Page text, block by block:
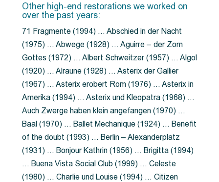
Other high-end restorations we worked on
over the past years:
71 Fragmente (1994) … Abschied in der Nacht
(1975) … Abwege (1928) … Aguirre – der Zorn
Gottes (1972) … Albert Schweitzer (1957) … Algol
(1920) … Alraune (1928) … Asterix der Gallier
(1967) … Asterix erobert Rom (1976) … Asterix in
Amerika (1994) … Asterix und Kleopatra (1968) …
Auch Zwerge haben klein angefangen (1970) …
Baal (1970) … Ballet Mechanique (1924) … Benefit
of the doubt (1993) … Berlin – Alexanderplatz
(1931) … Bonjour Kathrin (1956) … Brigitta (1994)
… Buena Vista Social Club (1999) … Celeste
(1980) … Charlie und Louise (1994) … Citizen